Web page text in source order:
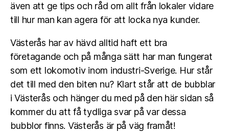
även att ge tips och råd om allt från lokaler vidare
till hur man kan agera för att locka nya kunder.
Västerås har av hävd alltid haft ett bra
företagande och på många sätt har man fungerat
som ett lokomotiv inom industri-Sverige. Hur står
det till med den biten nu? Klart står att de bubblar
i Västerås och hänger du med på den här sidan så
kommer du att få tydliga svar på var dessa
bubblor finns. Västerås är på väg framåt!